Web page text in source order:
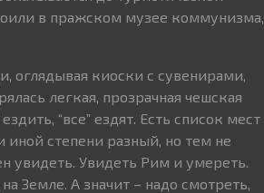
в пражском музее коммунизма,
оглядывая киоски с сувенирами,
легкая, прозрачная чешская
“все” ездят. Есть список мест
иной степени разный, но тем не
увидеть. Увидеть Рим и умереть.
Земле. А значит – надо смотреть,